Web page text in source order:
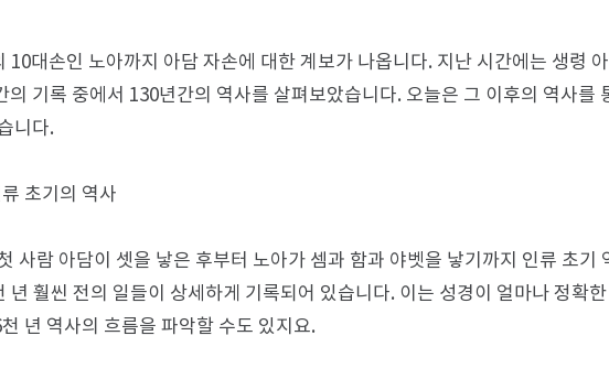
10대손인 노아까지 아담 자손에 대한 계보가 나옵니다. 지난 시간에는 생령
의 기록 중에서 130년간의 역사를 살펴보았습니다. 오늘은 그 이후의 역사를
니다.
초기의 역사
사람 아담이 셋을 낳은 후부터 노아가 셈과 함과 야벳을 낳기까지 인류 초기
년 훨씬 전의 일들이 상세하게 기록되어 있습니다. 이는 성경이 얼마나 정확
년 역사의 흐름을 파악할 수도 있지요.